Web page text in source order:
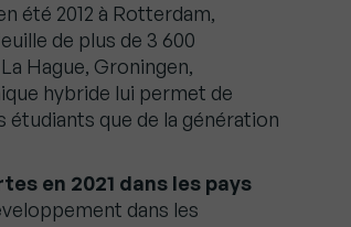
été 2012 à Rotterdam,
de plus de 3 600
Hague, Groningen,
hybride lui permet de
étudiants que de la génération
en 2021 dans les pays
dans les